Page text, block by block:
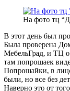
На фото тц
В этот день был
Была проверена
МебельГрад, и ТЦ
там попрошаек
Попрошайки, в
были, но все без
Наверно это от